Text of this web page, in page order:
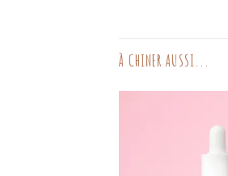
À CHINER AUSSI...